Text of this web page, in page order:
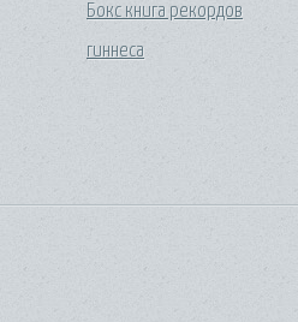
Бокс книга рекордов
гиннеса